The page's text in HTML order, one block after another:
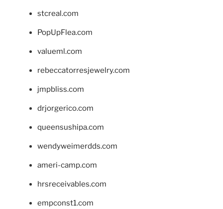
stcreal.com
PopUpFlea.com
valueml.com
rebeccatorresjewelry.com
jmpbliss.com
drjorgerico.com
queensushipa.com
wendyweimerdds.com
ameri-camp.com
hrsreceivables.com
empconst1.com